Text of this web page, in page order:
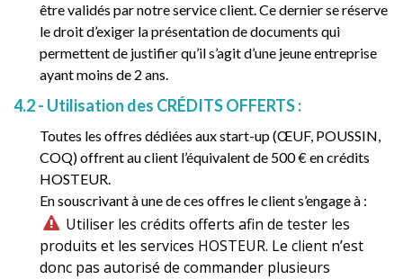
être validés par notre service client. Ce dernier se réserve
le droit d’exiger la présentation de documents qui
permettent de justifier qu’il s’agit d’une jeune entreprise
ayant moins de 2 ans.
4.2 - Utilisation des CRÉDITS OFFERTS :
Toutes les offres dédiées aux start-up (ŒUF, POUSSIN,
COQ) offrent au client l’équivalent de 500 € en crédits
HOSTEUR.
En souscrivant à une de ces offres le client s’engage à :
Utiliser les crédits offerts afin de tester les
produits et les services HOSTEUR. Le client n’est
donc pas autorisé de commander plusieurs